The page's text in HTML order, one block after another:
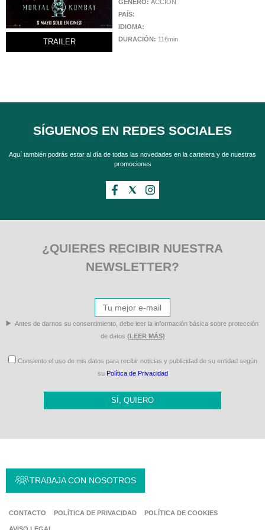
TRAILER
GÉNERO: ACCIÓN
PAÍS:
IDIOMA:
DURACIÓN: 116min
SÍGUENOS EN REDES SOCIALES
Aquí también podrás estar al día de todas las novedades en la cartelera y de nuestras
promociones
¿QUIERES RECIBIR NUESTRA
NEWSLETTER?
Antes de darnos su consentimiento, debe leer la información básica sobre protección
de datos (LEER MÁS)
Consiento el uso de mis datos para recibir noticias y publicidad de su entidad según
su Política de Privacidad
SÍ, QUIERO
TRABAJA CON NOSOTROS
CONTACTO POLÍTICA DE PRIVACIDAD POLÍTICA DE COOKIES